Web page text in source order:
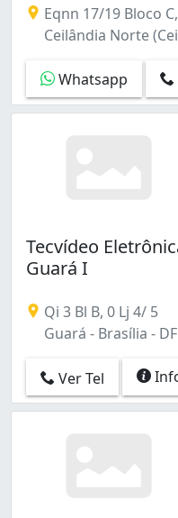
Eqnn 17/19 Bloco
Ceilândia Norte
Whatsapp
Tecvídeo
Guará I
Qi 3 Bl B, 0 Lj 4/ 5
Guará - Brasília - DF
Ver Tel